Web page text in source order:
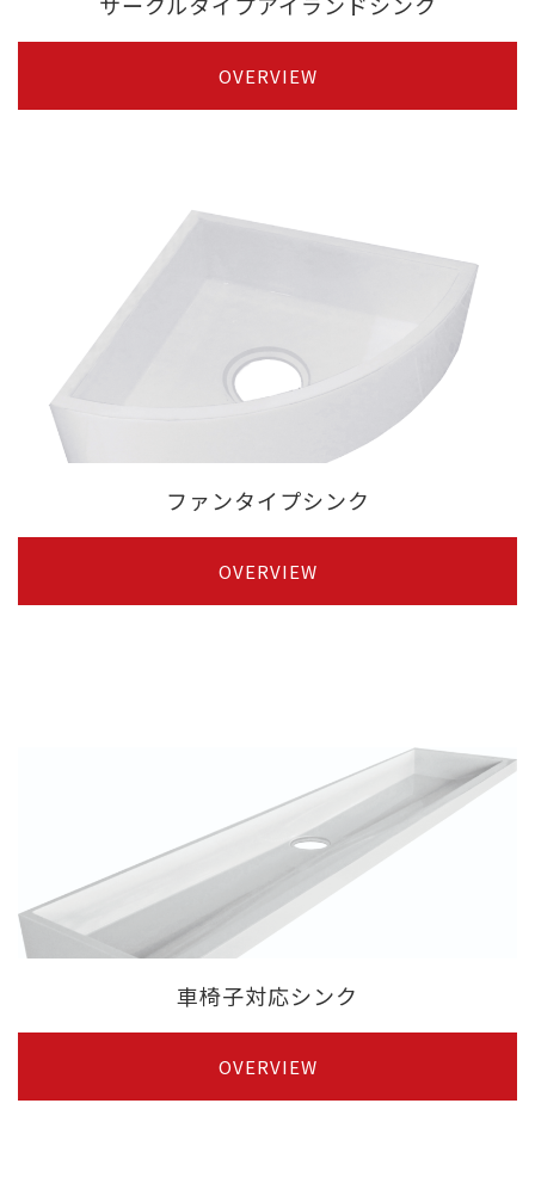
OVERVIEW
ファンタイプシンク
OVERVIEW
車椅子対応シンク
OVERVIEW